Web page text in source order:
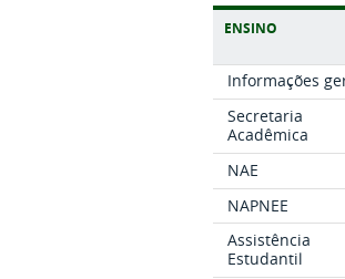
ENSINO
Informações
Secretaria
Acadêmica
NAE
NAPNEE
Assistência
Estudantil